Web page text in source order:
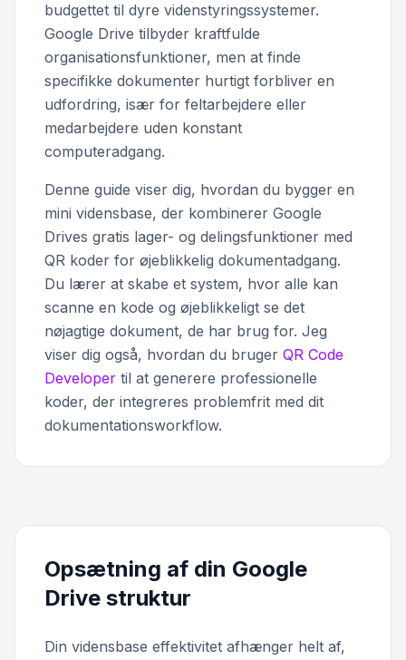
budgettet til dyre videnstyringssystemer.
Google Drive tilbyder kraftfulde
organisationsfunktioner, men at finde
specifikke dokumenter hurtigt forbliver en
udfordring, især for feltarbejdere eller
medarbejdere uden konstant
computeradgang.
Denne guide viser dig, hvordan du bygger en
mini vidensbase, der kombinerer Google
Drives gratis lager- og delingsfunktioner med
QR koder for øjeblikkelig dokumentadgang.
Du lærer at skabe et system, hvor alle kan
scanne en kode og øjeblikkeligt se det
nøjagtige dokument, de har brug for. Jeg
viser dig også, hvordan du bruger QR Code
Developer til at generere professionelle
koder, der integreres problemfrit med dit
dokumentationsworkflow.
Opsætning af din Google
Drive struktur
Din vidensbase effektivitet afhænger helt af,